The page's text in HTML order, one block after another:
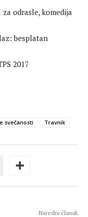
odrasle, komedija
besplatan
2017
svečanosti Travnik
Naredni članak